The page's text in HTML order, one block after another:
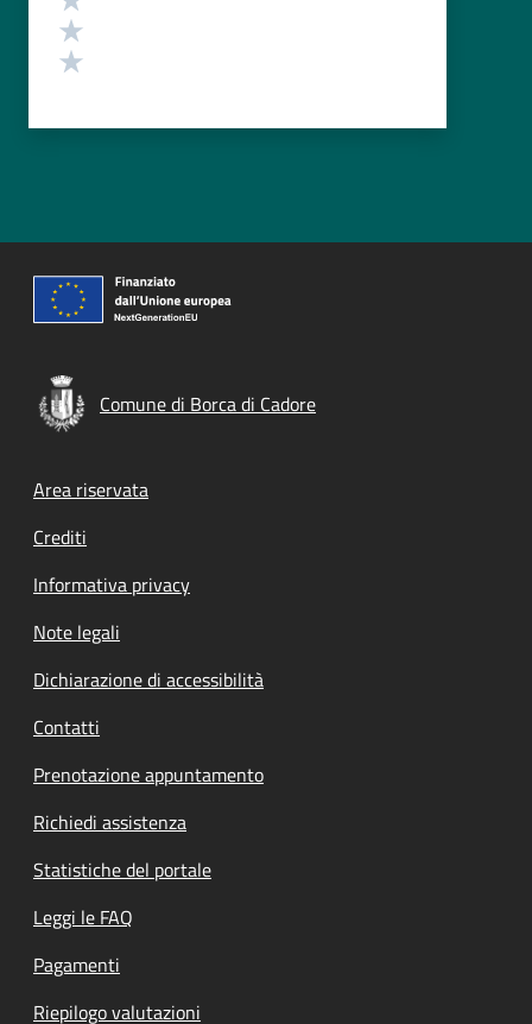
Comune di Borca di Cadore
Footer menu
Area riservata
Crediti
Informativa privacy
Note legali
Dichiarazione di accessibilità
Contatti
Prenotazione appuntamento
Richiedi assistenza
Statistiche del portale
Leggi le FAQ
Pagamenti
Riepilogo valutazioni